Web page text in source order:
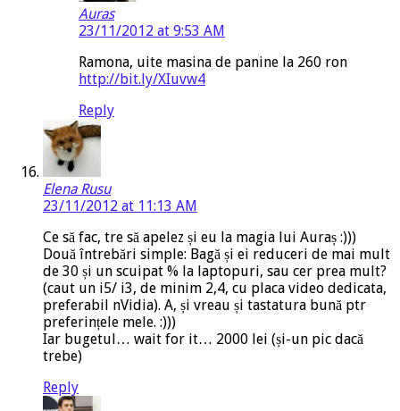
Auras
23/11/2012 at 9:53 AM
Ramona, uite masina de panine la 260 ron
http://bit.ly/XIuvw4
Reply
Elena Rusu
23/11/2012 at 11:13 AM
Ce să fac, tre să apelez și eu la magia lui Auraș :)))
Două întrebări simple: Bagă și ei reduceri de mai mult
de 30 și un scuipat % la laptopuri, sau cer prea mult?
(caut un i5/ i3, de minim 2,4, cu placa video dedicata,
preferabil nVidia). A, și vreau și tastatura bună ptr
preferințele mele. :)))
Iar bugetul… wait for it… 2000 lei (și-un pic dacă
trebe)
Reply